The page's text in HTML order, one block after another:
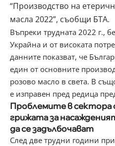
“Производство на
масла 2022”, съобщи БТА.
Въпреки трудната 2022 г.,
Украйна и от високата
данните показват, че
един от основните
розово масло в света. В
е изправен пред редица
Проблемите в сектора
грижата за
да се задълбочават
След две трудни години